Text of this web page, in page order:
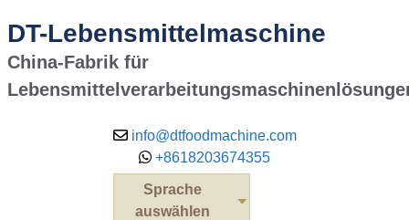
DT-Lebensmittelmaschine
China-Fabrik für
info@dtfoodmachine.com
+8618203674355
Sprache
auswählen